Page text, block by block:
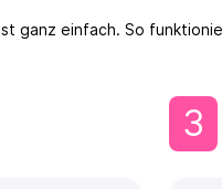
ganz einfach. So
3